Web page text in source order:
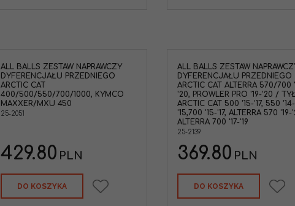
ALL BALLS ZESTAW NAPRAWCZY
DYFERENCJAŁU PRZEDNIEGO
ARCTIC CAT
400/500/550/700/1000, KYMCO
MAXXER/MXU 450
25-2051
429.80 PLN
DO KOSZYKA
ALL BALLS ZESTAW
DYFERENCJAŁU PRZEDNIEGO
ARCTIC CAT ALTERRA 570/700
'20, PROWLER PRO '19-'20 /
ARCTIC CAT 500 '15-'17, 550 '14-
'15,700 '15-'17, ALTERRA 570 '19-
ALTERRA 700 '17-'19
25-2139
369.80 PLN
DO KOSZYKA